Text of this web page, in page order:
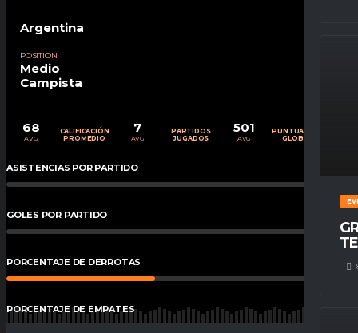
Argentina
POSITION
Medio
Campista
68
AVG
CALIFICACIÓN
PROMEDIO
7
AVG
PARTIDOS
JUGADOS
501
AVG
PUNTUACIÓN
GLOBAL
ASISTENCIAS POR PARTIDO
GOLES POR PARTIDO
PORCENTAJE DE DERROTAS %
PORCENTAJE DE EMPATES